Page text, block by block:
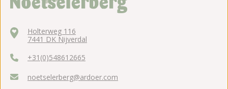
Holterweg 116
7441 DK Nijverdal
+31(0)548612665
noetselerberg@ardoer.com